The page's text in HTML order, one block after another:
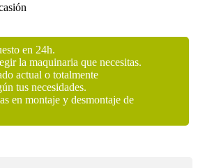
en 24h.
la maquinaria que necesitas.
actual o totalmente
tus necesidades.
en montaje y desmontaje de